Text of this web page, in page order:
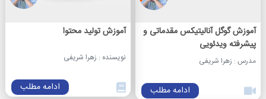
آموزش گوگل آنالیتیکس مقدماتی و
پیشرفته ویدئویی
مدرس : زهرا شریفی
ادامه مطلب
آموزش تولید محتوا
نویسنده : زهرا شریفی
ادامه مطلب